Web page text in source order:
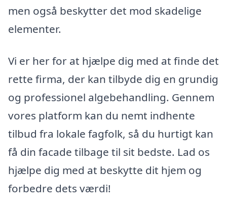
men også beskytter det mod skadelige
elementer.
Vi er her for at hjælpe dig med at finde det
rette firma, der kan tilbyde dig en grundig
og professionel algebehandling. Gennem
vores platform kan du nemt indhente
tilbud fra lokale fagfolk, så du hurtigt kan
få din facade tilbage til sit bedste. Lad os
hjælpe dig med at beskytte dit hjem og
forbedre dets værdi!